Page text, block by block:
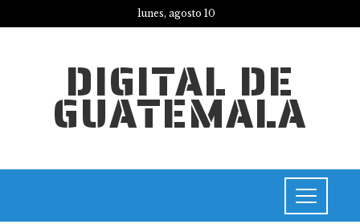
lunes, agosto 10
DIGITAL DE
GUATEMALA